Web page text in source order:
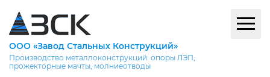
ООО «Завод Стальных Конструкций»
Производство металлоконструкций: опоры ЛЭП,
прожекторные мачты, молниеотводы